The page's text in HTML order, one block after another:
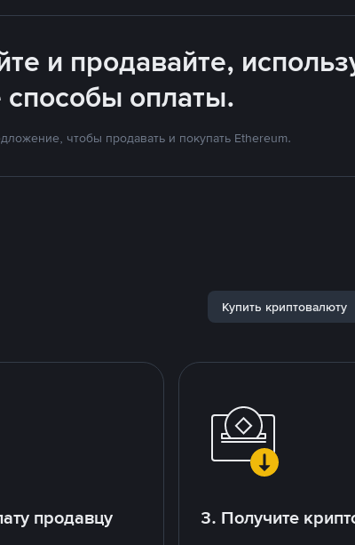
и продавайте,
оплаты.
чтобы продавать и покупать Ethereum.
Купить криптовалюту
продавцу 3. Получите